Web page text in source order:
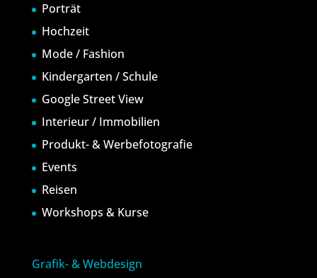
Porträt
Hochzeit
Mode / Fashion
Kindergarten / Schule
Google Street View
Interieur / Immobilien
Produkt- & Werbefotografie
Events
Reisen
Workshops & Kurse
Grafik- & Webdesign